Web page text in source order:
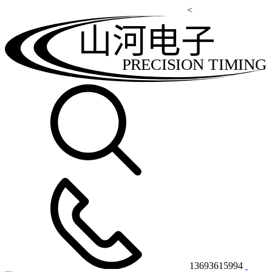
<
PRECISION TIMING
山河电子
13693615994